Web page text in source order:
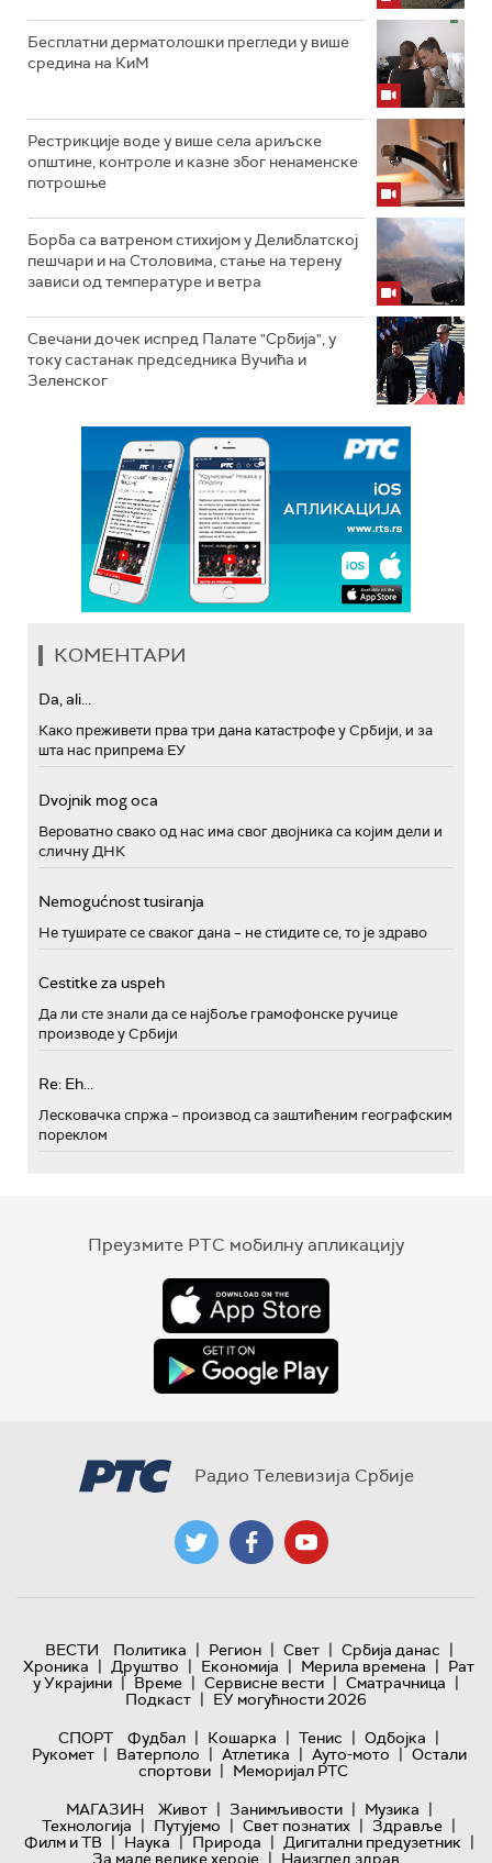
Бесплатни дерматолошки прегледи у више
средина на КиМ
Рестрикције воде у више села ариљске
општине, контроле и казне због ненаменске
потрошње
Борба са ватреном стихијом у Делиблатској
пешчари и на Столовима, стање на терену
зависи од температуре и ветра
Свечани дочек испред Палате "Србија", у
току састанак председника Вучића и
Зеленског
КОМЕНТАРИ
Da, ali...
Како преживети прва три дана катастрофе у Србији, и за
шта нас припрема ЕУ
Dvojnik mog oca
Вероватно свако од нас има свог двојника са којим дели и
сличну ДНК
Nemogućnost tusiranja
Не туширате се сваког дана – не стидите се, то је здраво
Cestitke za uspeh
Да ли сте знали да се најбоље грамофонске ручице
производе у Србији
Re: Eh...
Лесковачка спржа – производ са заштићеним географским
пореклом
Преузмите РТС мобилну апликацију
Радио Телевизија Србије
ВЕСТИ Политика | Регион | Свет | Србија данас |
Хроника | Друштво | Економија | Мерила времена | Рат
у Украјини | Време | Сервисне вести | Сматрачница |
Подкаст | ЕУ могућности 2026
СПОРТ
Фудбал | Кошарка | Тенис | Одбојка |
Рукомет | Ватерполо | Атлетика | Ауто-мото | Остали
спортови | Меморијал РТС
МАГАЗИН
Живот | Занимљивости | Музика |
Технологијa | Путујемо | Свет познатих | Здравље |
Филм и ТВ | Наука | Природа | Дигитални предузетник |
За мале велике хероје Наизглед здрав